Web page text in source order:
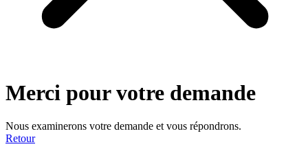
Merci pour votre demande
Nous examinerons votre demande et vous répondrons.
Retour